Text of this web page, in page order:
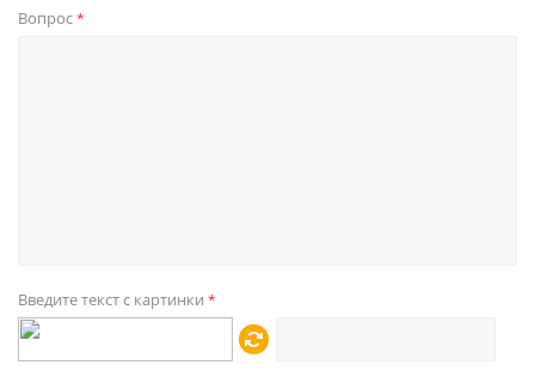
Вопрос*
Введите текст с картинки *